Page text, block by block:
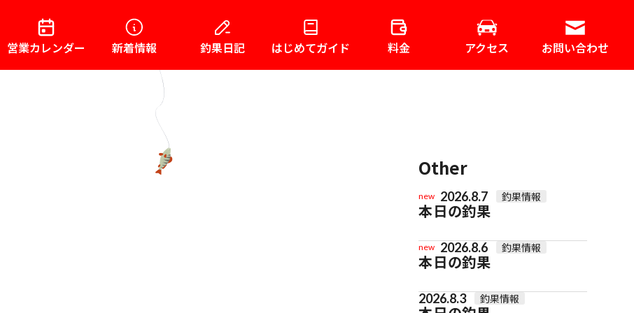
営業カレンダー 新着情報 釣果日記 はじめてガイド 料金 アクセス お問い合わせ
Other
new 2026.8.7 釣果情報
本日の釣果
new 2026.8.6 釣果情報
本日の釣果
2026.8.3 釣果情報